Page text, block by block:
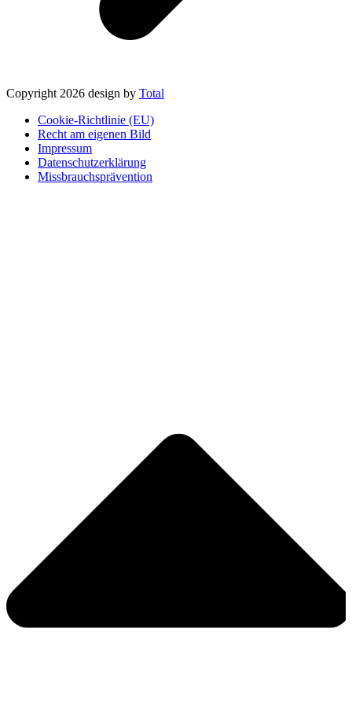
Copyright 2026 design by Total
Cookie-Richtlinie (EU)
Recht am eigenen Bild
Impressum
Datenschutzerklärung
Missbrauchsprävention